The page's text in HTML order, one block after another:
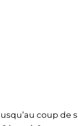
coup de